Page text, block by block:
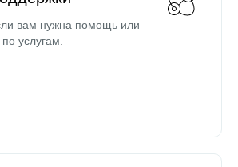
вам нужна помощь или
услугам.